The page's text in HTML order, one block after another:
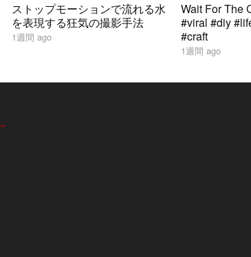
ストップモーションで流れる水
を表現する狂気の撮影手法
1週間 ago
Wait For The
#viral #diy
#craft
1週間 ago